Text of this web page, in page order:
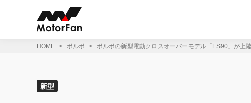
HOME ボルボ ボルボの新型電動クロスオーバーモデル「ES90」が上
新型